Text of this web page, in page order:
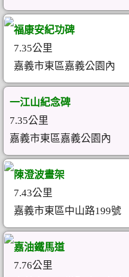
福康安紀功碑
7.35公里
嘉義市東區嘉義公園內
一江山紀念碑
7.35公里
嘉義市東區嘉義公園內
陳澄波畫架
7.43公里
嘉義市東區中山路199號
嘉油鐵馬道
7.76公里